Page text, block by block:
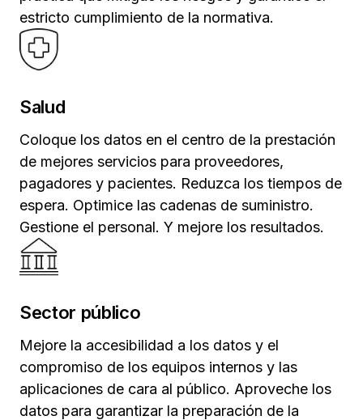
estricto cumplimiento de la normativa.
Salud
Coloque los datos en el centro de la prestación
de mejores servicios para proveedores,
pagadores y pacientes. Reduzca los tiempos de
espera. Optimice las cadenas de suministro.
Gestione el personal. Y mejore los resultados.
Sector público
Mejore la accesibilidad a los datos y el
compromiso de los equipos internos y las
aplicaciones de cara al público. Aproveche los
datos para garantizar la preparación de la